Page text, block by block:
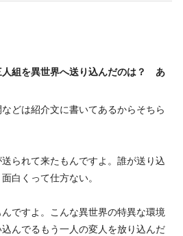
人組を異世界へ送り込んだのは？ あ
どは紹介文に書いてあるからそちら
られて来たもんですよ。誰が送り込
白くって仕方ない。
ですよ。こんな異世界の特異な環境
んでるもう一人の変人を放り込んだ